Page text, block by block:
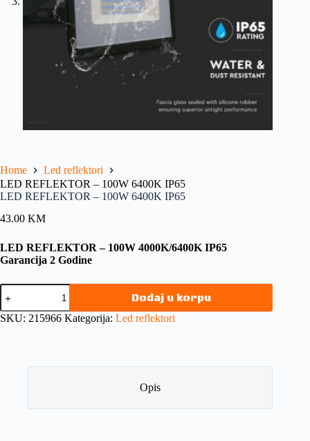
Home
Led reflektori
LED REFLEKTOR – 100W 6400K IP65
LED REFLEKTOR – 100W 6400K IP65
43.00 KM
LED REFLEKTOR – 100W 4000K/6400K IP65
Garancija 2 Godine
Dodaj u korpu
SKU: 215966 Kategorija: Led reflektori
Opis